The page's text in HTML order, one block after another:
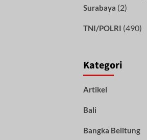
Surabaya (2)
TNI/POLRI (490)
Kategori
Artikel
Bali
Bangka Belitung